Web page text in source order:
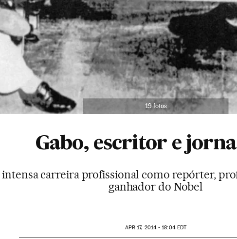
19 fotos
Gabo, escritor e
intensa carreira profissional como repórter,
ganhador do Nobel
APR 17, 2014 - 18:04EDT